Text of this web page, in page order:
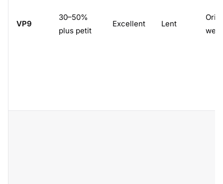
VP9
30–50%
plus petit
Excellent Lent
web